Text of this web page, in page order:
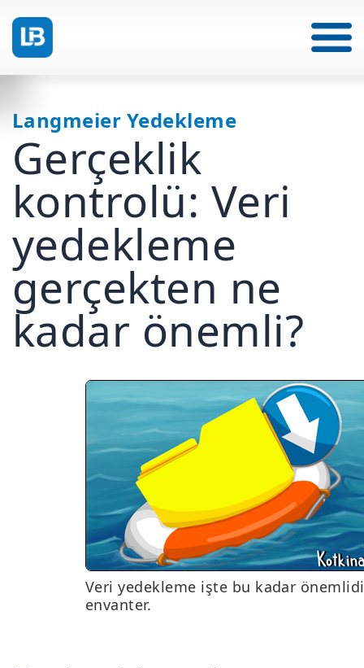
Langmeier Yedekleme
Gerçeklik
kontrolü: Veri
yedekleme
gerçekten ne
kadar önemli?
Veri yedekleme işte bu kadar
envanter.